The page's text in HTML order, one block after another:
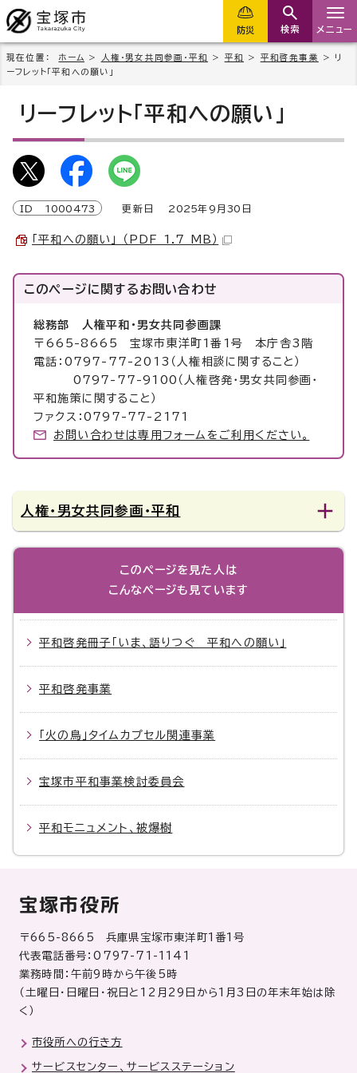
防災 検索 メニュー
現在位置： ホーム > 人権・男女共同参画・平和 > 平和 > 平和啓発事業
> リ
ーフレット「平和への願い」
リーフレット「平和への願い」
ID 1000473 更新日 2025年9月 30 日
「平和への願い」 （PDF 1.7 MB）
このページに関するお問い合わせ
総務部 人権平和・男女共同参画課
〒665-8665 宝塚市東洋町1番1号 本庁舎3階
電話：0797-77-2013（人権相談に関すること）
0797-77-9100（人権啓発・男女共同参画・
平和施策に関すること）
ファクス：0797-77-2171
お問い合わせは専用フォームをご利用ください。
人権・男女共同参画・平和
このページを見た人は
こんなページも見ています
平和啓発冊子「いま、語りつぐ 平和への願い」
平和啓発事業
「火の鳥」タイムカプセル関連事業
宝塚市平和事業検討委員会
平和モニュメント、被爆樹
宝塚市役所
〒665-8665 兵庫県宝塚市東洋町1番1号
代表電話番号：0797-71-1141
業務時間：午前9時から午後5時
（土曜日・日曜日・祝日と12月29日から1月3日の年末年始は除
く）
市役所への行き方
サービスセンター、サービスステーション